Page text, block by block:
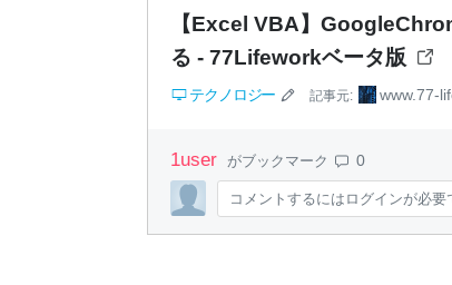
【Excel VBA】
る - 77Lifeworkベータ版
テクノロジー 記事元: www.77-
1user がブックマーク 0
コメントするにはログインが必要